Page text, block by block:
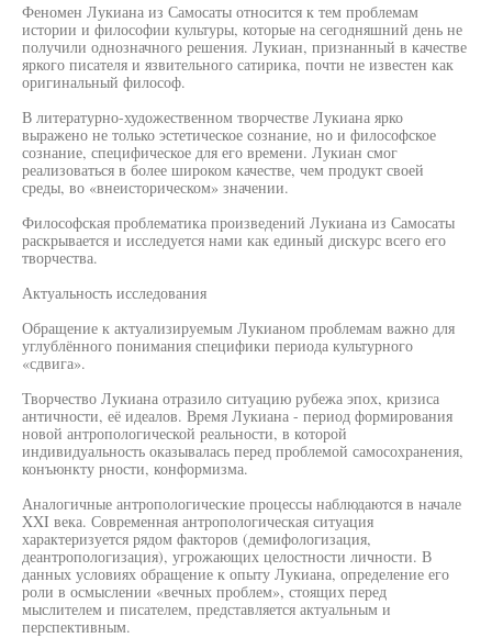
Феномен Лукиана из Самосаты относится к тем проблемам
истории и философии культуры, которые на сегодняшний день не
получили однозначного решения. Лукиан, признанный в качестве
яркого писателя и язвительного сатирика, почти не известен как
оригинальный философ.
В литературно-художественном творчестве Лукиана ярко
выражено не только эстетическое сознание, но и философское
сознание, специфическое для его времени. Лукиан смог
реализоваться в более широком качестве, чем продукт своей
среды, во «внеисторическом» значении.
Философская проблематика произведений Лукиана из Самосаты
раскрывается и исследуется нами как единый дискурс всего его
творчества.
Актуальность исследования
Обращение к актуализируемым Лукианом проблемам важно для
углублённого понимания специфики периода культурного
«сдвига».
Творчество Лукиана отразило ситуацию рубежа эпох, кризиса
античности, её идеалов. Время Лукиана - период формирования
новой антропологической реальности, в которой
индивидуальность оказывалась перед проблемой самосохранения,
конъюнкту рности, конформизма.
Аналогичные антропологические процессы наблюдаются в начале
XXI века. Современная антропологическая ситуация
характеризуется рядом факторов (демифологизация,
деантропологизация), угрожающих целостности личности. В
данных условиях обращение к опыту Лукиана, определение его
роли в осмыслении «вечных проблем», стоящих перед
мыслителем и писателем, представляется актуальным и
перспективным.